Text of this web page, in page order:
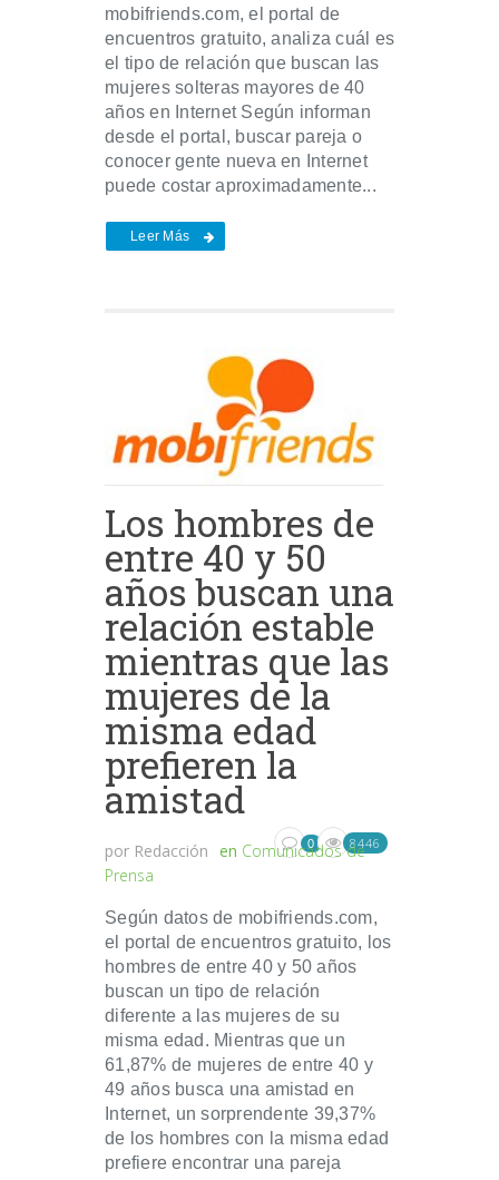
mobifriends.com, el portal de
encuentros gratuito, analiza cuál es
el tipo de relación que buscan las
mujeres solteras mayores de 40
años en Internet Según informan
desde el portal, buscar pareja o
conocer gente nueva en Internet
puede costar aproximadamente...
Leer Más
Los hombres de
entre 40 y 50
años buscan una
relación estable
mientras que las
mujeres de la
misma edad
prefieren la
amistad
por Redacción en Comunicados de
Prensa
0 8446
Según datos de mobifriends.com,
el portal de encuentros gratuito, los
hombres de entre 40 y 50 años
buscan un tipo de relación
diferente a las mujeres de su
misma edad. Mientras que un
61,87% de mujeres de entre 40 y
49 años busca una amistad en
Internet, un sorprendente 39,37%
de los hombres con la misma edad
prefiere encontrar una pareja